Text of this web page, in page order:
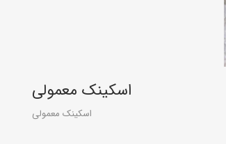
اسکینک معمولی
اسکینک معمولی